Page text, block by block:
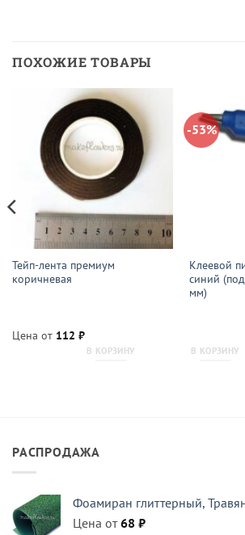
ПОХОЖИЕ ТОВАРЫ
Тейп-лента премиум
коричневая
Цена от 112 ₽
В КОРЗИНУ
-53%
Клеевой
синий
мм)
В КОРЗИНУ
РАСПРОДАЖА
Фоамиран глиттерный,
Цена от68 ₽